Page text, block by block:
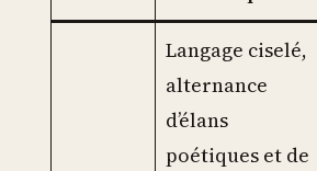
Langage ciselé,
alternance
d’élans
poétiques et de